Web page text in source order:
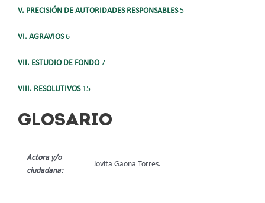
V. PRECISIÓN DE AUTORIDADES RESPONSABLES5
VI. AGRAVIOS6
VII. ESTUDIO DE FONDO7
VIII. RESOLUTIVOS15
GLOSARIO
Actora y/o
ciudadana:
Jovita Gaona Torres.